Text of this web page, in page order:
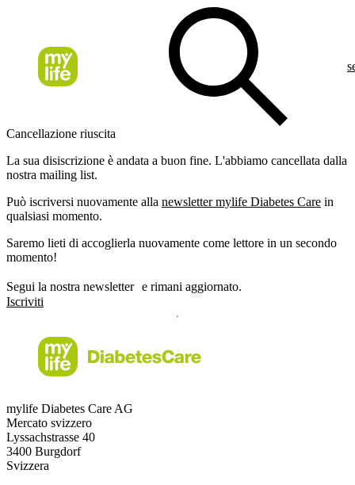
Cancellazione riuscita
La sua disiscrizione è andata a buon fine. L'abbiamo cancellata dalla
nostra mailing list.
Può iscriversi nuovamente alla newsletter mylife Diabetes Care in
qualsiasi momento.
Saremo lieti di accoglierla nuovamente come lettore in un secondo
momento!
Segui la nostra newsletter e rimani aggiornato.
Iscriviti
mylife Diabetes Care AG
Mercato svizzero
Lyssachstrasse 40
3400 Burgdorf
Svizzera